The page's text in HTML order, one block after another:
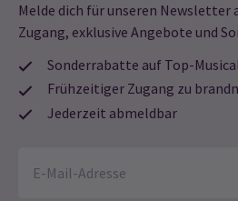
Melde dich für unseren Newsletter
Zugang, exklusive Angebote und
Sonderrabatte auf Top-
Frühzeitiger Zugang zu
Jederzeit abmeldbar